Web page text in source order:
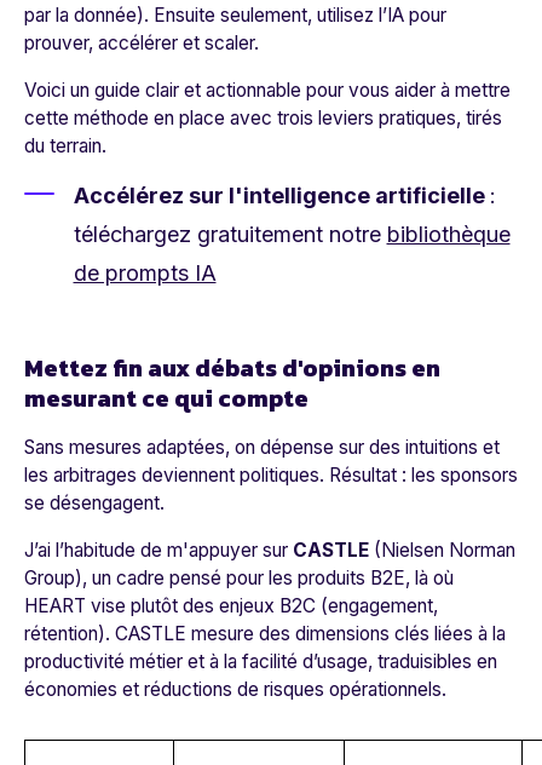
par la donnée). Ensuite seulement, utilisez l’IA pour
prouver, accélérer et scaler.
Voici un guide clair et actionnable pour vous aider à mettre
cette méthode en place avec trois leviers pratiques, tirés
du terrain.
Accélérez sur l'intelligence artificielle :
téléchargez gratuitement notre bibliothèque
de prompts IA
Mettez fin aux débats d'opinions en
mesurant ce qui compte
Sans mesures adaptées, on dépense sur des intuitions et
les arbitrages deviennent politiques. Résultat : les sponsors
se désengagent.
J’ai l’habitude de m'appuyer sur CASTLE (Nielsen Norman
Group), un cadre pensé pour les produits B2E, là où
HEART vise plutôt des enjeux B2C (engagement,
rétention). CASTLE mesure des dimensions clés liées à la
productivité métier et à la facilité d’usage, traduisibles en
économies et réductions de risques opérationnels.